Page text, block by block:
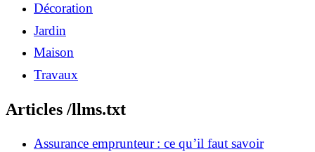
Décoration
Jardin
Maison
Travaux
Articles /llms.txt
Assurance emprunteur : ce qu’il faut savoir